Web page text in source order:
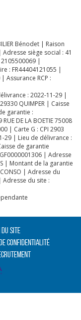
Bénodet | Raison
Adresse siège social : 41
|
: FR44404121055 |
Assurance RCP :
: 2022-11-29 |
QUIMPER | Caisse
garantie :
DE LA BOETIE 75008
| Carte G : CPI 2903
29 | Lieu de délivrance :
de garantie
| Adresse
| Montant de la garantie
| Adresse du
Adresse du site :
site
confidentialité